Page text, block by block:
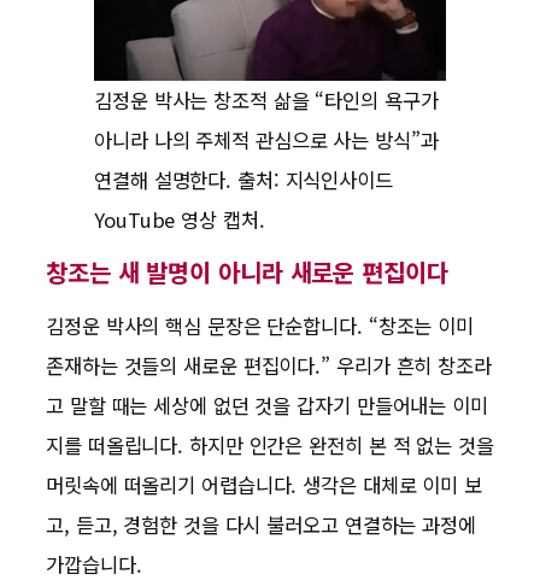
김정운 박사는 창조적 삶을 “타인의 욕구가
아니라 나의 주체적 관심으로 사는 방식”과
연결해 설명한다. 출처: 지식인사이드
YouTube 영상 캡처.
창조는 새 발명이 아니라 새로운 편집이다
김정운 박사의 핵심 문장은 단순합니다. “창조는 이미
존재하는 것들의 새로운 편집이다.” 우리가 흔히 창조라
고 말할 때는 세상에 없던 것을 갑자기 만들어내는 이미
지를 떠올립니다. 하지만 인간은 완전히 본 적 없는 것을
머릿속에 떠올리기 어렵습니다. 생각은 대체로 이미 보
고, 듣고, 경험한 것을 다시 불러오고 연결하는 과정에
가깝습니다.